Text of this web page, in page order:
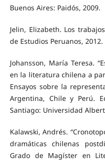
Buenos Aires: Paidós, 2009.
Jelin, Elizabeth. Los
de Estudios Peruanos, 2012.
Johansson, María Teresa.
en la literatura chilena a
Ensayos sobre la
Argentina, Chile y Perú.
Santiago: Universidad
Kalawski, Andrés.
dramáticas chilenas
Grado de Magíster en